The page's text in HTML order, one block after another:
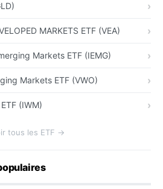
MARKETS ETF (VEA)
Markets ETF (IEMG)
Markets ETF (VWO)
(IWM)
tous les ETF →